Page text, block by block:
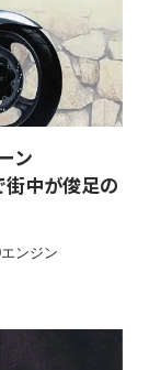
ン
中が俊足の
ンジン